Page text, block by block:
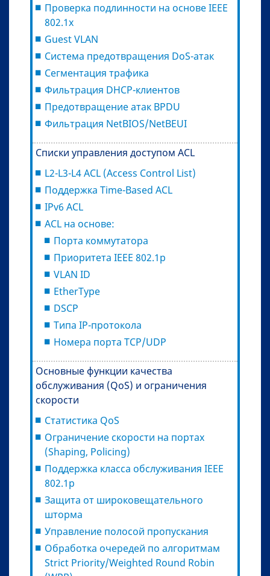
Проверка подлинности на основе IEEE
802.1x
Guest VLAN
Система предотвращения DoS-атак
Сегментация трафика
Фильтрация DHCP-клиентов
Предотвращение атак BPDU
Фильтрация NetBIOS/NetBEUI
Списки управления доступом ACL
L2-L3-L4 ACL (Access Control List)
Поддержка Time-Based ACL
IРv6 ACL
ACL на основе:
Порта коммутатора
Приоритета IEEE 802.1p
VLAN ID
EtherType
DSCP
Типа IP-протокола
Номера порта TCP/UDP
Основные функции качества
обслуживания (QoS) и ограничения
скорости
Статистика QoS
Ограничение скорости на портах
(Shaping, Policing)
Поддержка класса обслуживания IEEE
802.1р
Защита от широковещательного
шторма
Управление полосой пропускания
Обработка очередей по алгоритмам
Strict Priority/Weighted Round Robin